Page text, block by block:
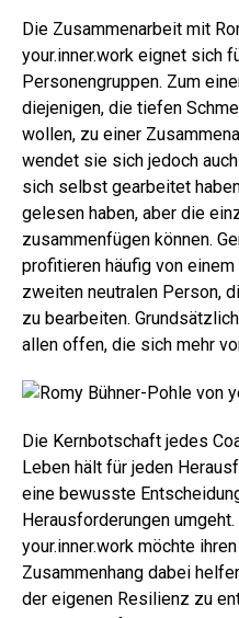
Die Zusammenarbeit mit
your.inner.work eignet sich
Personengruppen. Zum
diejenigen, die tiefen
wollen, zu einer
wendet sie sich jedoch
sich selbst gearbeitet
gelesen haben, aber die
zusammenfügen können.
profitieren häufig von
zweiten neutralen Person,
zu bearbeiten.
allen offen, die sich mehr
Die Kernbotschaft jedes
Leben hält für jeden
eine bewusste
Herausforderungen
your.inner.work möchte
Zusammenhang dabei
der eigenen Resilienz zu